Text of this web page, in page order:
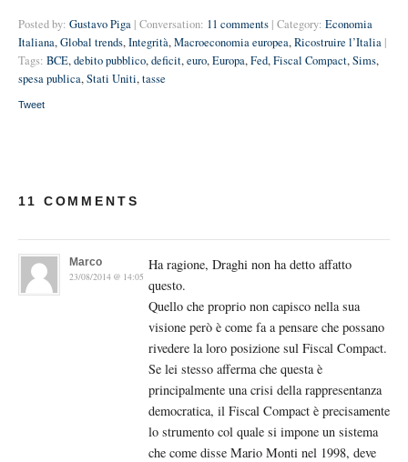
Posted by: Gustavo Piga | Conversation: 11 comments | Category: Economia
Italiana,Global trends,Integrità,Macroeconomia europea,Ricostruire l’Italia |
Tags: BCE,debito pubblico,deficit,euro,Europa,Fed,Fiscal Compact,Sims,
spesa publica,Stati Uniti,tasse
Tweet
11 COMMENTS
Marco
23/08/2014 @ 14:05
Ha ragione, Draghi non ha detto affatto
questo.
Quello che proprio non capisco nella sua
visione però è come fa a pensare che possano
rivedere la loro posizione sul Fiscal Compact.
Se lei stesso afferma che questa è
principalmente una crisi della rappresentanza
democratica, il Fiscal Compact è precisamente
lo strumento col quale si impone un sistema
che come disse Mario Monti nel 1998, deve